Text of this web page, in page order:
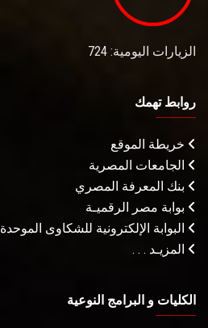
الزيارات اليومية: 724
روابط تهمك
خريطة الموقع
الجامعات المصرية
بنك المعرفة المصري
بوابة مصر الرقميـة
البوابة الإلكترونية للشكاوى الموحدة
المزيـد . . .
الكليات و البرامج النوعية